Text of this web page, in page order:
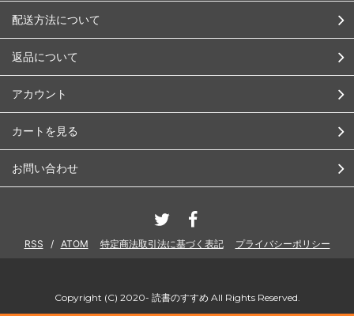
配送方法について
返品について
アカウント
カートを見る
お問い合わせ
RSS / ATOM 特定商法取引法に基づく表記 プライバシーポリシー
Copyright (C) 2020- 読書のすすめ All Rights Reserved.